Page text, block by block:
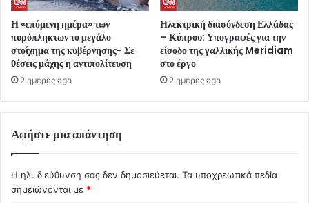
Η «επόμενη ημέρα» των
πυρόπληκτων το μεγάλο
στοίχημα της κυβέρνησης- Σε
θέσεις μάχης η αντιπολίτευση
2 ημέρες ago
Ηλεκτρική διασύνδεση Ελλάδας
– Κύπρου: Υπογραφές για την
είσοδο της γαλλικής Meridiam
στο έργο
2 ημέρες ago
Αφήστε μια απάντηση
Η ηλ. διεύθυνση σας δεν δημοσιεύεται. Τα υποχρεωτικά πεδία
σημειώνονται με *